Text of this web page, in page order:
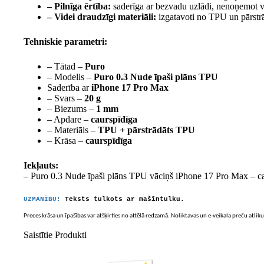
– Pilnīga ērtība: saderīga ar bezvadu uzlādi, nenoņemot
– Videi draudzīgi materiāli: izgatavoti no TPU un
Tehniskie parametri:
– Tātad – Puro
– Modelis – Puro 0.3 Nude īpaši plāns TPU
Saderība ariPhone 17 Pro Max
– Svars – 20 g
– Biezums – 1 mm
– Apdare – caurspīdīga
– Materiāls – TPU + pārstrādāts TPU
– Krāsa – caurspīdīga
Iekļauts:
– Puro 0.3 Nude īpaši plāns TPU vāciņš iPhone 17 Pro Max –
UZMANĪBU! Teksts tulkots ar mašīntulku.
Preces krāsa un īpašības var atšķirties no attēlā redzamā. Noliktavas un e-veikala preču
Saistītie Produkti